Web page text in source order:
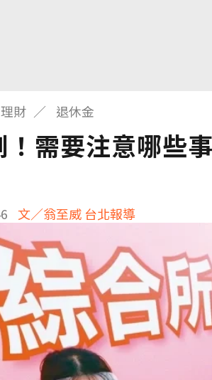
財 退休金
！需要注意哪些
文／翁至威 台北報導